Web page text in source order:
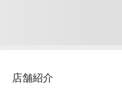
店舗紹介